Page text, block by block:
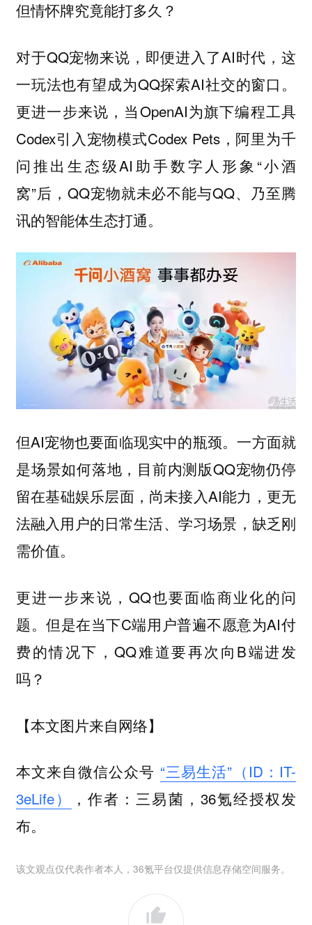
但情怀牌究竟能打多久？
对于QQ宠物来说，即便进入了AI时代，这
一玩法也有望成为QQ探索AI社交的窗口。
更进一步来说，当OpenAI为旗下编程工具
Codex引入宠物模式Codex Pets，阿里为千
问推出生态级AI助手数字人形象“小酒
窝”后，QQ宠物就未必不能与QQ、乃至腾
讯的智能体生态打通。
但AI宠物也要面临现实中的瓶颈。一方面就
是场景如何落地，目前内测版QQ宠物仍停
留在基础娱乐层面，尚未接入AI能力，更无
法融入用户的日常生活、学习场景，缺乏刚
需价值。
更进一步来说，QQ也要面临商业化的问
题。但是在当下C端用户普遍不愿意为AI付
费的情况下，QQ难道要再次向B端进发
吗？
【本文图片来自网络】
本文来自微信公众号 “三易生活”（ID：IT-
3eLife）
，作者：三易菌，36氪经授权发
布。
该文观点仅代表作者本人，36氪平台仅提供信息存储空间服务。